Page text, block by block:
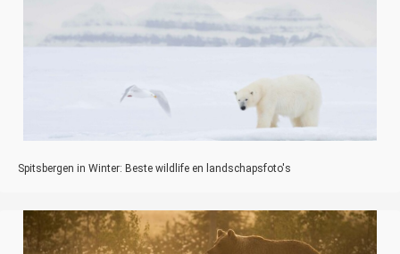
Spitsbergen in Winter: Beste wildlife en landschapsfoto's